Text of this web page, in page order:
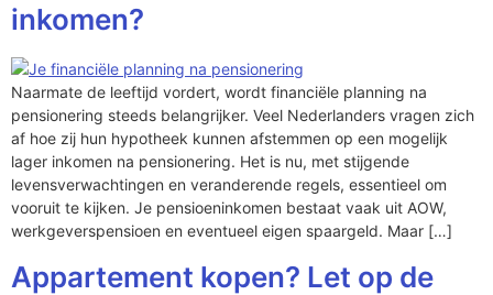
inkomen?
Naarmate de leeftijd vordert, wordt financiële planning na
pensionering steeds belangrijker. Veel Nederlanders vragen zich
af hoe zij hun hypotheek kunnen afstemmen op een mogelijk
lager inkomen na pensionering. Het is nu, met stijgende
levensverwachtingen en veranderende regels, essentieel om
vooruit te kijken. Je pensioeninkomen bestaat vaak uit AOW,
werkgeverspensioen en eventueel eigen spaargeld. Maar […]
Appartement kopen? Let op de